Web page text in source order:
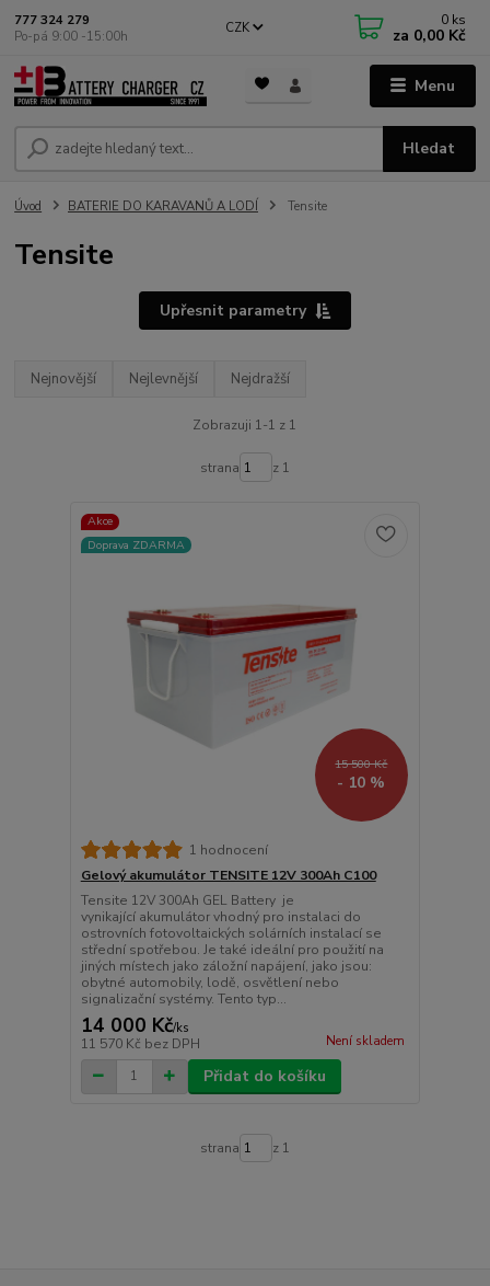
Menu
CZK
Hledat
777 324 279
Po-pá 9:00 -15:00h
0 ks
za 0,00 Kč
Úvod BATERIE DO KARAVANŮ A LODÍ Tensite
Tensite
Upřesnit parametry
Nejnovější Nejlevnější Nejdražší
Zobrazuji 1-1 z 1
strana z 1
Akce
Doprava ZDARMA
15 500 Kč
- 10 %
1 hodnocení
Gelový akumulátor TENSITE 12V 300Ah C100
Tensite 12V 300Ah GEL Battery je
vynikající akumulátor vhodný pro instalaci do
ostrovních fotovoltaických solárních instalací se
střední spotřebou. Je také ideální pro použití na
jiných místech jako záložní napájení, jako jsou:
obytné automobily, lodě, osvětlení nebo
signalizační systémy. Tento typ...
14 000 Kč/ks
11 570 Kč bez DPH Není skladem
Přidat do košíku
strana z 1